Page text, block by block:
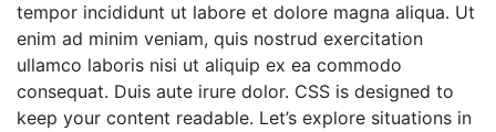
tempor incididunt ut labore et dolore magna aliqua. Ut
enim ad minim veniam, quis nostrud exercitation
ullamco laboris nisi ut aliquip ex ea commodo
consequat. Duis aute irure dolor. CSS is designed to
keep your content readable. Let’s explore situations in